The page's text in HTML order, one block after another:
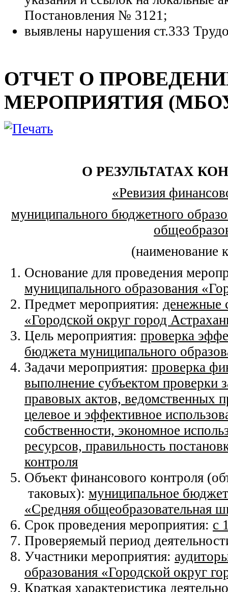
Постановления № 3121;
выявлены нарушения ст.333
ОТЧЕТ О
МЕРОПРИЯТИЯ (МБОУ
О РЕЗУЛЬТАТАХ
«Ревизия
муниципального бюджетного
(наименование
Основание для проведения
муниципального образования
Предмет мероприятия: денежные
«Городской округ город
Цель мероприятия: проверка
бюджета муниципального
Задачи мероприятия: проверка
выполнение субъектом проверки
правовых актов, ведомственных
целевое и эффективное
собственности, экономное
ресурсов, правильность
контроля
Объект финансового контроля
таковых): муниципальное
«Средняя общеобразовательная
Срок проведения мероприятия: с
Проверяемый период
Участники мероприятия:
образования «Городской округ
Краткая характеристика